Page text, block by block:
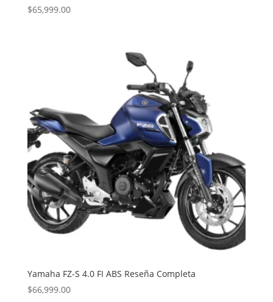
$65,999.00
Yamaha FZ-S 4.0 FI ABS Reseña Completa
$66,999.00